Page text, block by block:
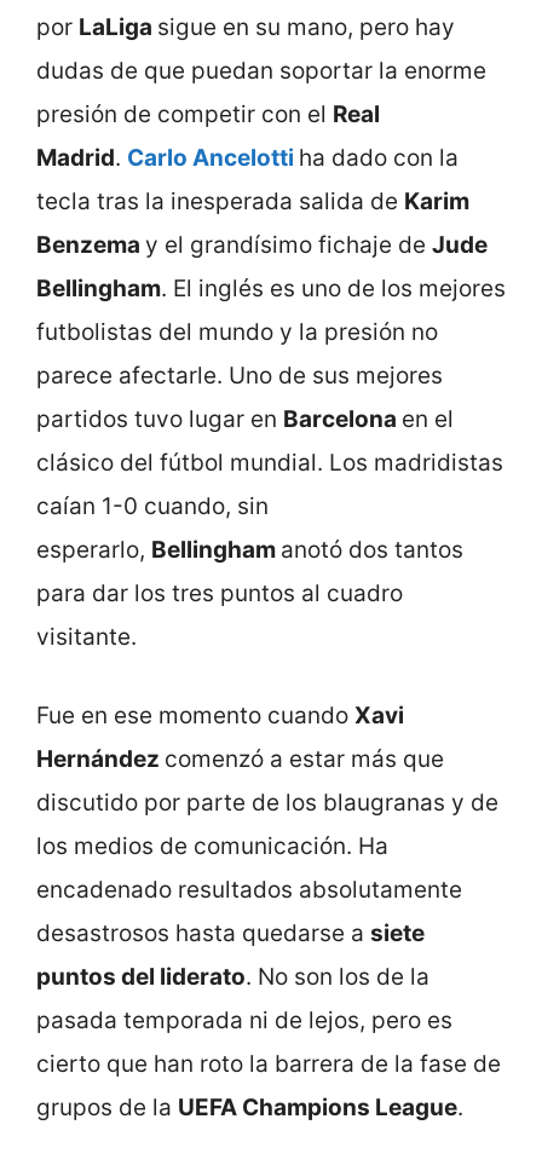
por LaLiga sigue en su mano, pero hay
dudas de que puedan soportar la enorme
presión de competir con el Real
Madrid. Carlo Ancelotti ha dado con la
tecla tras la inesperada salida de Karim
Benzema y el grandísimo fichaje de Jude
Bellingham. El inglés es uno de los mejores
futbolistas del mundo y la presión no
parece afectarle. Uno de sus mejores
partidos tuvo lugar en Barcelona en el
clásico del fútbol mundial. Los madridistas
caían 1-0 cuando, sin
esperarlo, Bellingham anotó dos tantos
para dar los tres puntos al cuadro
visitante.
Fue en ese momento cuando Xavi
Hernández comenzó a estar más que
discutido por parte de los blaugranas y de
los medios de comunicación. Ha
encadenado resultados absolutamente
desastrosos hasta quedarse a siete
puntos del liderato. No son los de la
pasada temporada ni de lejos, pero es
cierto que han roto la barrera de la fase de
grupos de la UEFA Champions League.